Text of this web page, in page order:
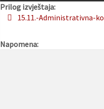
Prilog izvještaja:
15.11.-Administrativna-
Napomena: